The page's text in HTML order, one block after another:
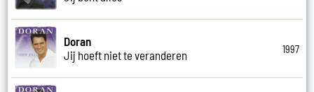
Doran
Jij hoeft niet te veranderen
1997